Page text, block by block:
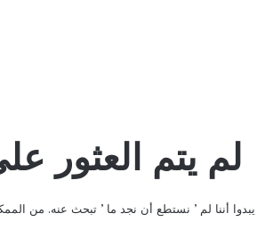
لم يتم العثور
يبدوا أننا لم ’ نستطع أن نجد ما ’ تبحث عنه. من